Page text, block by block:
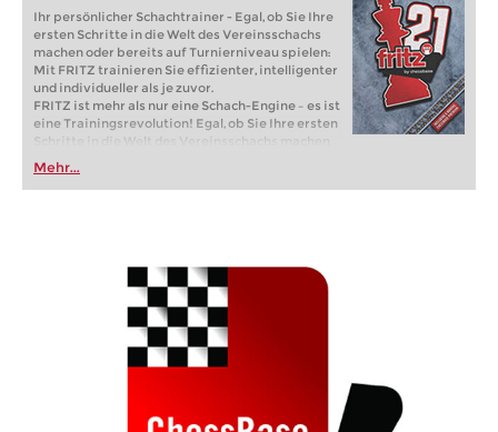
Ihr persönlicher Schachtrainer - Egal, ob Sie Ihre
ersten Schritte in die Welt des Vereinsschachs
machen oder bereits auf Turnierniveau spielen:
Mit FRITZ trainieren Sie effizienter, intelligenter
und individueller als je zuvor.
FRITZ ist mehr als nur eine Schach-Engine – es ist
eine Trainingsrevolution! Egal, ob Sie Ihre ersten
Schritte in die Welt des Vereinsschachs machen
oder bereits auf Turnierniveau spielen: Mit
FRITZ trainieren Sie effizienter, intelligenter und
individueller als je zuvor.
Mehr...